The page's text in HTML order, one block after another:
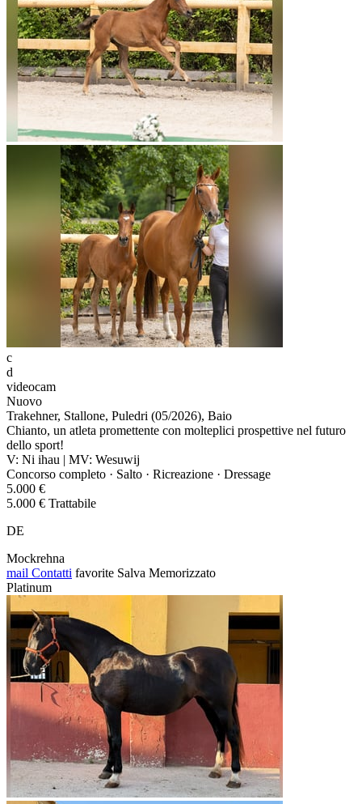
c
d
videocam
Nuovo
Trakehner, Stallone, Puledri (05/2026), Baio
Chianto, un atleta promettente con molteplici prospettive nel futuro
dello sport!
V: Ni ihau | MV: Wesuwij
Concorso completo · Salto · Ricreazione · Dressage
5.000 €
5.000 € Trattabile
DE
Mockrehna
mail Contatti favorite Salva Memorizzato
Platinum